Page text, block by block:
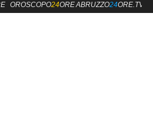
OROSCOPO24OREABRUZZO24ORE.TV